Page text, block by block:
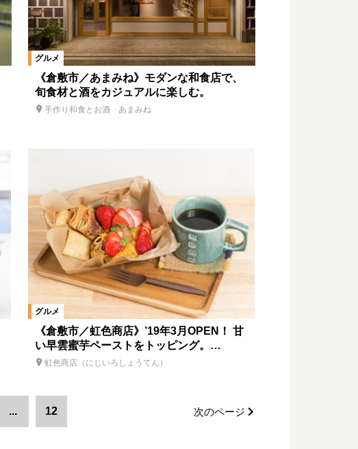
グルメ
《倉敷市／あまみね》モダンな和食店で、
旬食材と酒をカジュアルに楽しむ。
手作り和食とお酒 あまみね
グルメ
《倉敷市／虹色商店》’19年3月OPEN！ 甘
い早雲蜜芋ペーストをトッピング。…
虹色商店（にじいろしょうてん）
... 12 次のページ